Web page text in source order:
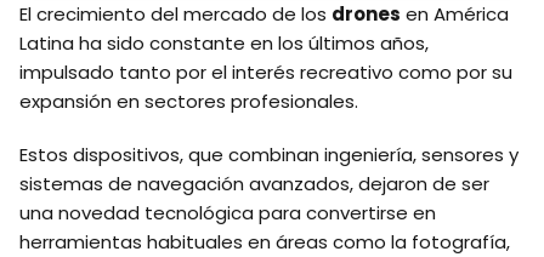
El crecimiento del mercado de los drones en América
Latina ha sido constante en los últimos años,
impulsado tanto por el interés recreativo como por su
expansión en sectores profesionales.
Estos dispositivos, que combinan ingeniería, sensores y
sistemas de navegación avanzados, dejaron de ser
una novedad tecnológica para convertirse en
herramientas habituales en áreas como la fotografía,